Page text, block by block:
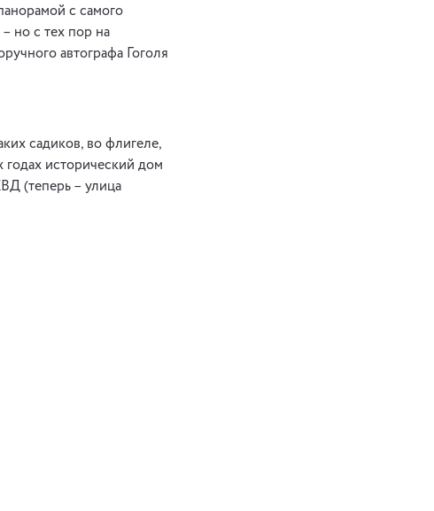
с самого
но с тех пор на
автографа Гоголя
садиков, во флигеле,
годах исторический дом
(теперь – улица